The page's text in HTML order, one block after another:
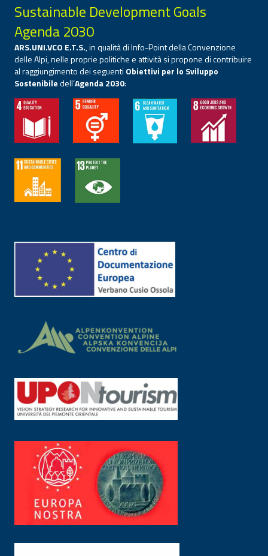
Sustainable Development Goals
Agenda 2030
ARS.UNI.VCO E.T.S., in qualità di Info-Point della Convenzione
delle Alpi, nelle proprie politiche e attività si propone di contribuire
al raggiungimento dei seguenti Obiettivi per lo Sviluppo
Sostenibiledell’Agenda 2030: